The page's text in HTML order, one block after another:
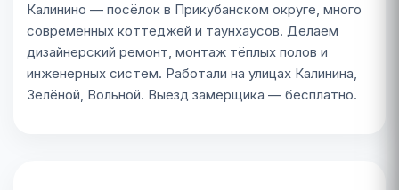
Калинино — посёлок в Прикубанском округе, много
современных коттеджей и таунхаусов. Делаем
дизайнерский ремонт, монтаж тёплых полов и
инженерных систем. Работали на улицах Калинина,
Зелёной, Вольной. Выезд замерщика — бесплатно.